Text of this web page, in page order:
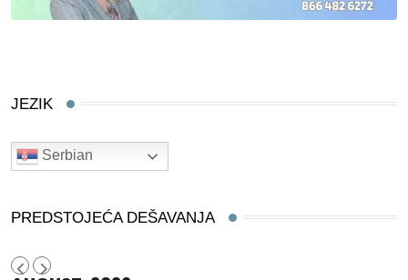
JEZIK
Serbian
PREDSTOJEĆA DEŠAVANJA